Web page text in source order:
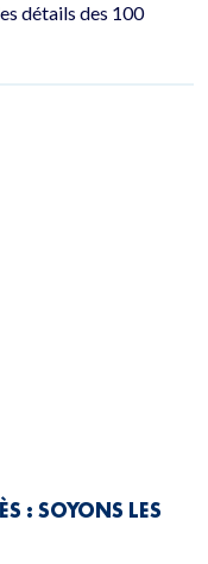
détails des 100
: SOYONS LES